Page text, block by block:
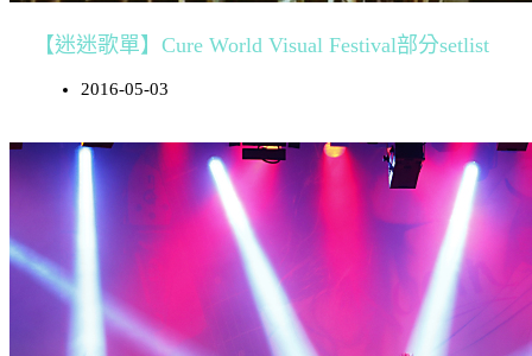
【迷迷歌單】Cure World Visual Festival部分setlist
2016-05-03